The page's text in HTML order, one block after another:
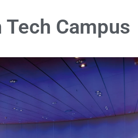
Campus